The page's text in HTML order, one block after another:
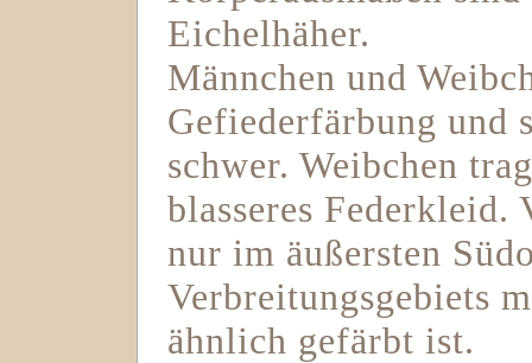
Eichelhäher.
Männchen und
Gefiederfärbung und
schwer. Weibchen
blasseres Federkleid.
nur im äußersten
Verbreitungsgebiets
ähnlich gefärbt ist.